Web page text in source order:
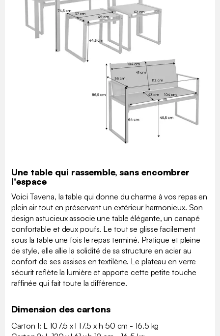
Une table qui rassemble, sans encombrer
l'espace
Voici Tavena, la table qui donne du charme à vos repas en
plein air tout en préservant un extérieur harmonieux. Son
design astucieux associe une table élégante, un canapé
confortable et deux poufs. Le tout se glisse facilement
sous la table une fois le repas terminé. Pratique et pleine
de style, elle allie la solidité de sa structure en acier au
confort de ses assises en textilène. Le plateau en verre
sécurit reflète la lumière et apporte cette petite touche
raffinée qui fait toute la différence.
Dimension des cartons
Carton 1: L 107.5 x l 17.5 x h 50 cm - 16.5 kg